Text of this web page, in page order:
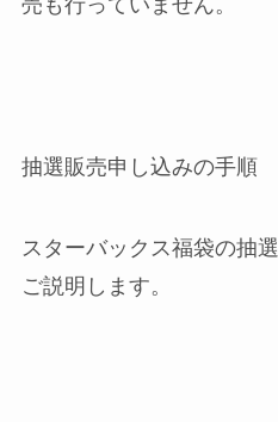
売も行っていません。
抽選販売申し込みの手順
スターバックス福袋の抽
ご説明します。